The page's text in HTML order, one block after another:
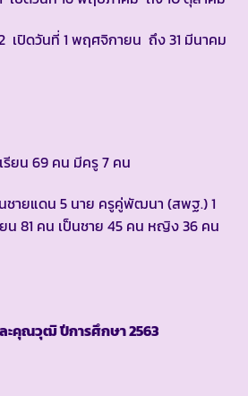
นที่ 1 พฤศจิกายน ถึง 31 มีนาคม
น 69 คน มีครู 7 คน
ชายแดน 5 นาย ครูคู่พัฒนา (สพฐ.) 1
น 81 คน เป็นชาย 45 คน หญิง 36 คน
ะคุณวุฒิ ปีการศึกษา2563